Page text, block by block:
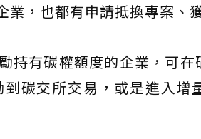
，也都有申請抵換專案、
持有碳權額度的企業，可在
碳交所交易，或是進入增